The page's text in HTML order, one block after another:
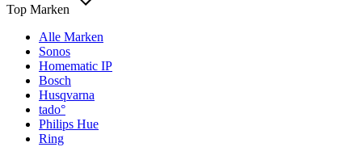
Top Marken
Alle Marken
Sonos
Homematic IP
Bosch
Husqvarna
tado°
Philips Hue
Ring